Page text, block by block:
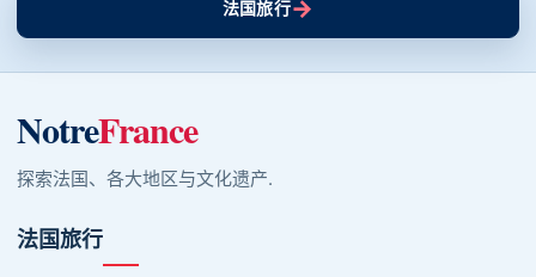
法国旅行→
NotreFrance
探索法国、各大地区与文化遗产.
法国旅行